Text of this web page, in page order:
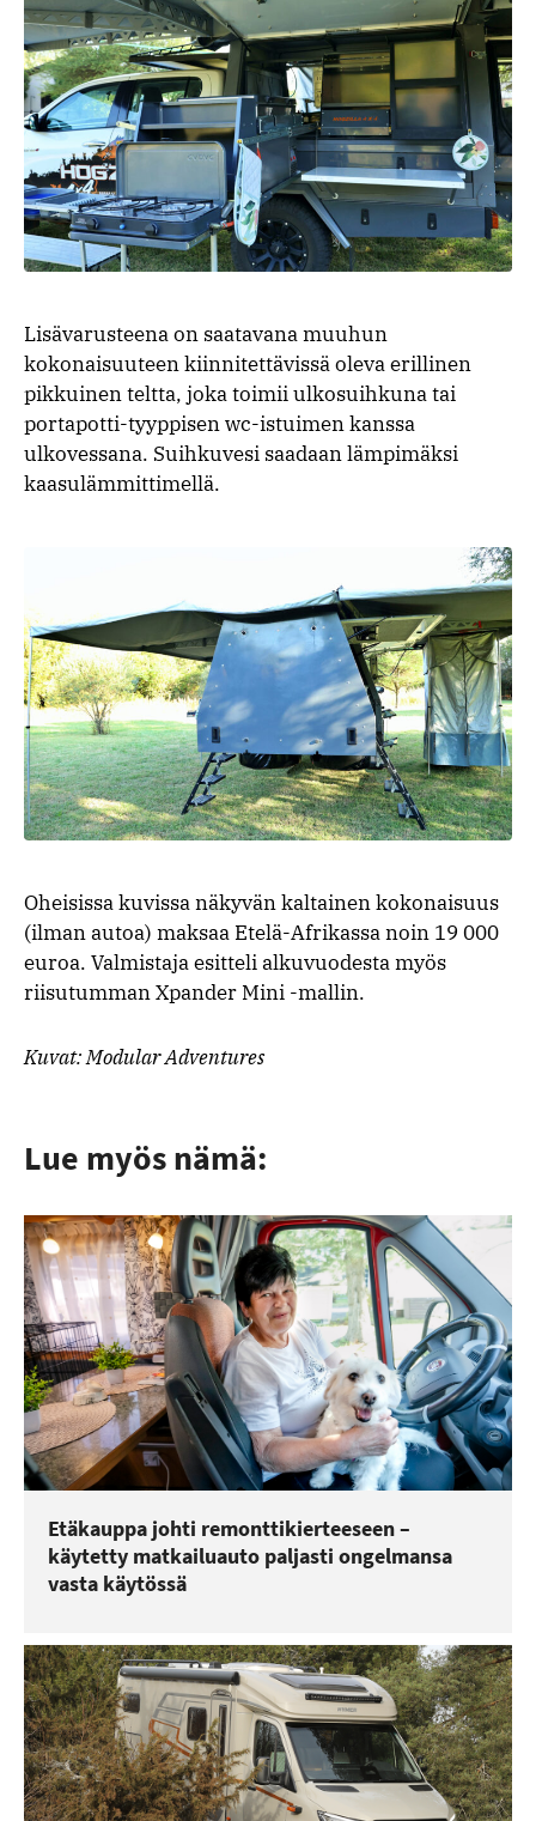
Lisävarusteena on saatavana muuhun
kokonaisuuteen kiinnitettävissä oleva erillinen
pikkuinen teltta, joka toimii ulkosuihkuna tai
portapotti-tyyppisen wc-istuimen kanssa
ulkovessana. Suihkuvesi saadaan lämpimäksi
kaasulämmittimellä.
Oheisissa kuvissa näkyvän kaltainen kokonaisuus
(ilman autoa) maksaa Etelä-Afrikassa noin 19 000
euroa. Valmistaja esitteli alkuvuodesta myös
riisutumman Xpander Mini -mallin.
Kuvat: Modular Adventures
Lue myös nämä:
Etäkauppa johti remonttikierteeseen –
käytetty matkailuauto paljasti ongelmansa
vasta käytössä